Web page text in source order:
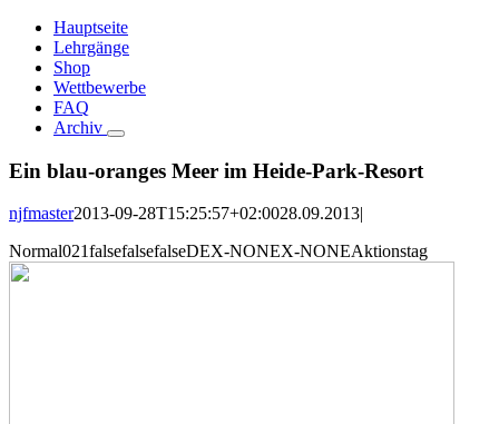
Hauptseite
Lehrgänge
Shop
Wettbewerbe
FAQ
Archiv
Ein blau-oranges Meer im Heide-Park-Resort
njfmaster2013-09-28T15:25:57+02:0028.09.2013|
Normal021falsefalsefalseDEX-NONEX-NONEAktionstag